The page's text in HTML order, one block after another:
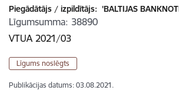
Piegādātājs / izpildītājs: 'BALTIJAS
Līgumsumma 38890
VTUA 2021/03
Līgums noslēgts
Publikācijas datums: 03.08.2021.